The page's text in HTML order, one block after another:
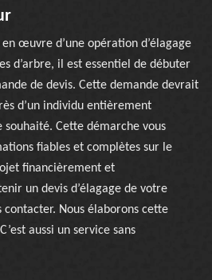
œuvre d’une opération d’élagage
d’arbre, il est essentiel de débuter
de devis. Cette demande devrait
d’un individu entièrement
Cette démarche vous
fiables et complètes sur le
financièrement et
un devis d’élagage de votre
Nous élaborons cette
aussi un service sans